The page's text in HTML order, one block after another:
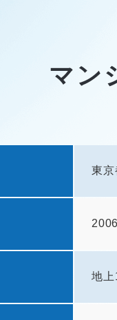
マン
東京
地上